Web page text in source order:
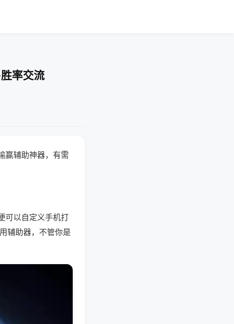
率交流
赢辅助神器，有需
可以自定义手机打
辅助器，不管你是